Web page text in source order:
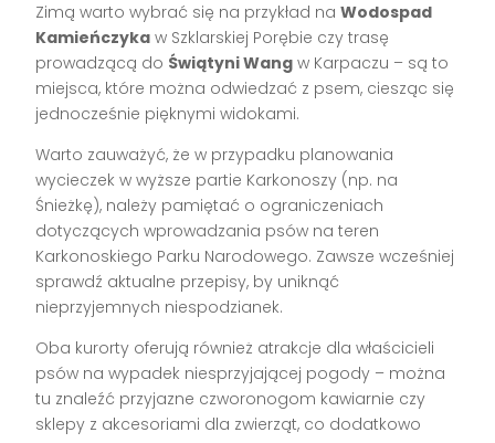
Zimą warto wybrać się na przykład naWodospad
Kamieńczyka w Szklarskiej Porębie czy trasę
prowadzącą do Świątyni Wang w Karpaczu – są to
miejsca, które można odwiedzać z psem, ciesząc się
jednocześnie pięknymi widokami.
Warto zauważyć, że w przypadku planowania
wycieczek w wyższe partie Karkonoszy (np. na
Śnieżkę), należy pamiętać o ograniczeniach
dotyczących wprowadzania psów na teren
Karkonoskiego Parku Narodowego. Zawsze wcześniej
sprawdź aktualne przepisy, by uniknąć
nieprzyjemnych niespodzianek.
Oba kurorty oferują również atrakcje dla właścicieli
psów na wypadek niesprzyjającej pogody – można
tu znaleźć przyjazne czworonogom kawiarnie czy
sklepy z akcesoriami dla zwierząt, co dodatkowo